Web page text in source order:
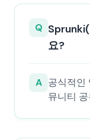
Q
요?
A 공식적인
뮤니티